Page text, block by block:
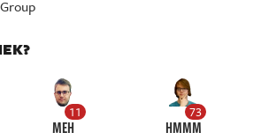
11
MEH
73
HMMM